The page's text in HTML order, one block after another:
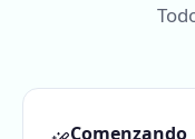
Comenzando